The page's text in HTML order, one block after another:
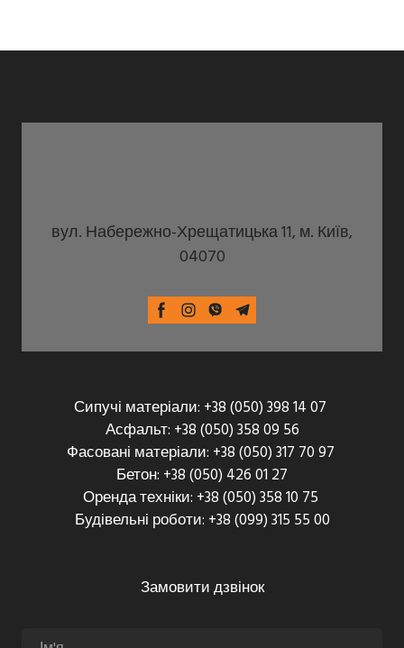
вул. Набережно-Хрещатицька 11, м. Київ,
04070
Сипучі матеріали: +38 (050) 398 14 07
Асфальт: +38 (050) 358 09 56
Фасовані матеріали: +38 (050) 317 70 97
Бетон: +38 (050) 426 01 27
Оренда техніки: +38 (050) 358 10 75
Будівельні роботи: +38 (099) 315 55 00
Замовити дзвінок